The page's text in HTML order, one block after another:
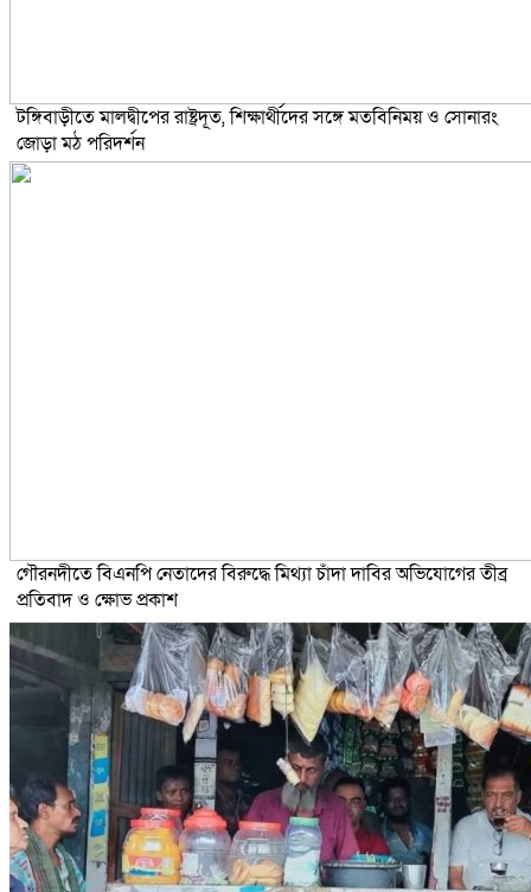
টঙ্গিবাড়ীতে মালদ্বীপের রাষ্ট্রদূত, শিক্ষার্থীদের সঙ্গে মতবিনিময় ও সোনারং
জোড়া মঠ পরিদর্শন
গৌরনদীতে বিএনপি নেতাদের বিরুদ্ধে মিথ্যা চাঁদা দাবির অভিযোগের তীব্র
প্রতিবাদ ও ক্ষোভ প্রকাশ